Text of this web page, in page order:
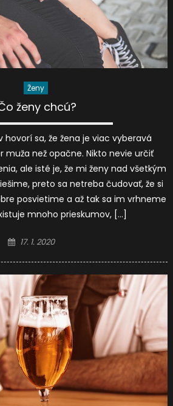
Ženy
ženy chcú?
hovorí sa, že žena je viac vyberavá
muža než opačne. Nikto nevie určiť
ale isté je, že mi ženy nad všetkým
preto sa netreba čudovať, že si
posvietime a až tak sa im vrhneme
mnoho prieskumov, […]
Posted
17. 1. 2020